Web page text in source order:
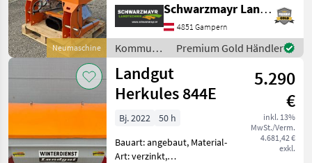
Neumaschine
hydraulisch, Rührwerk,
Rührwelle, Lichtanlage,
Abdeckplane,
Streubegrenzung Nr. 72032
Einscheiben-Kommu
Schwarzmayr Landtechnik GmbH - Gampern
4851 Gampern
Kommunalgeräte
/ Landgut
Premium Gold Händler
Landgut
Herkules 844E
5.290
€
inkl. 13%
MwSt./Verm.
4.681,42 €
exkl.
Bj. 2022
50 h
Bauart: angebaut, Material-
Art: verzinkt,